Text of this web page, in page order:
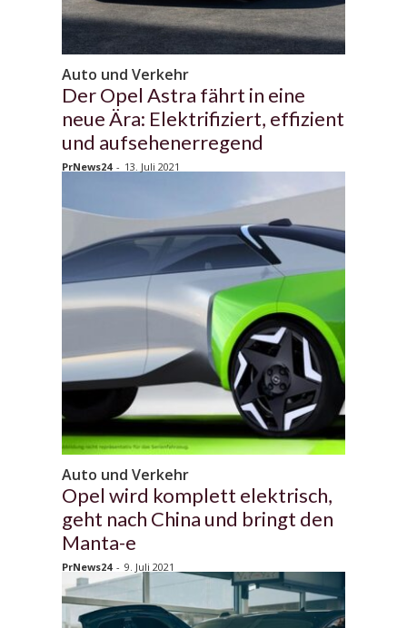
Auto und Verkehr
Der Opel Astra fährt in eine
neue Ära: Elektrifiziert, effizient
und aufsehenerregend
PrNews24 - 13. Juli 2021
Auto und Verkehr
Opel wird komplett elektrisch,
geht nach China und bringt den
Manta-e
PrNews24 - 9. Juli 2021